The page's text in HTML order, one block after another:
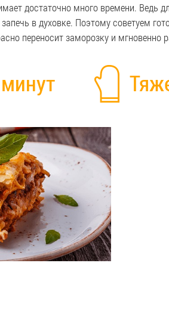
достаточно много времени. Ведь
в духовке. Поэтому советуем
переносит заморозку и мгновенно